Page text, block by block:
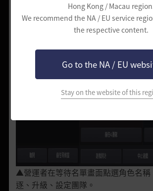
Hong Kong / Macau
We recommend the NA / EU service
the respective content.
Go to the NA / EU
Stay on the website of this
▲營運者在等待名單畫面點選角色名稱
逐、升級、設定團隊。